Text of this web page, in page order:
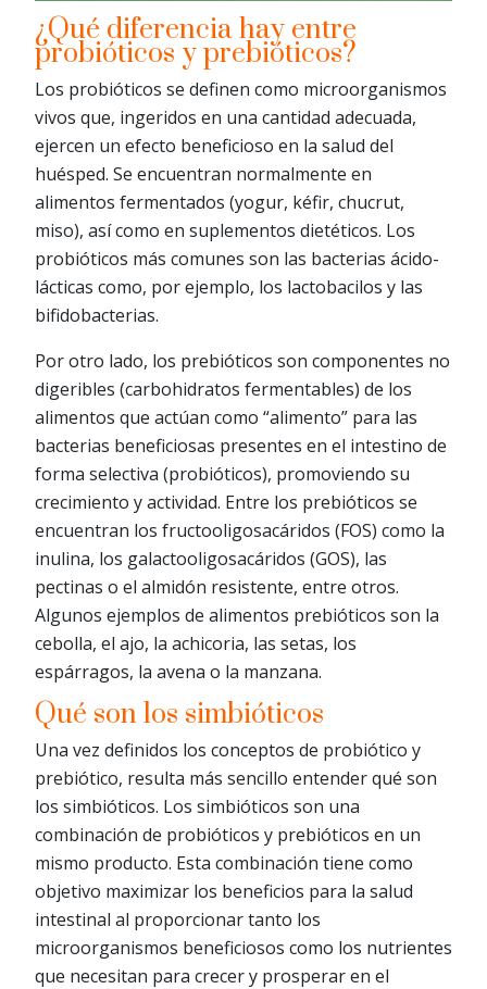
¿Qué diferencia hay entre
probióticos y prebióticos?
Los probióticos se definen como microorganismos
vivos que, ingeridos en una cantidad adecuada,
ejercen un efecto beneficioso en la salud del
huésped. Se encuentran normalmente en
alimentos fermentados (yogur, kéfir, chucrut,
miso), así como en suplementos dietéticos. Los
probióticos más comunes son las bacterias ácido-
lácticas como, por ejemplo, los lactobacilos y las
bifidobacterias.
Por otro lado, los prebióticos son componentes no
digeribles (carbohidratos fermentables) de los
alimentos que actúan como “alimento” para las
bacterias beneficiosas presentes en el intestino de
forma selectiva (probióticos), promoviendo su
crecimiento y actividad. Entre los prebióticos se
encuentran los fructooligosacáridos (FOS) como la
inulina, los galactooligosacáridos (GOS), las
pectinas o el almidón resistente, entre otros.
Algunos ejemplos de alimentos prebióticos son la
cebolla, el ajo, la achicoria, las setas, los
espárragos, la avena o la manzana.
Qué son los simbióticos
Una vez definidos los conceptos de probiótico y
prebiótico, resulta más sencillo entender qué son
los simbióticos. Los simbióticos son una
combinación de probióticos y prebióticos en un
mismo producto. Esta combinación tiene como
objetivo maximizar los beneficios para la salud
intestinal al proporcionar tanto los
microorganismos beneficiosos como los nutrientes
que necesitan para crecer y prosperar en el